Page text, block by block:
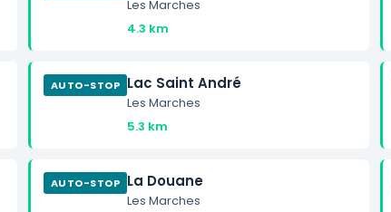
Les Marches
4.3 km
AUTO-STOP Lac Saint André
Les Marches
5.3 km
AUTO-STOP La Douane
Les Marches